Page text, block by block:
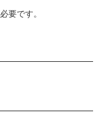
要です。